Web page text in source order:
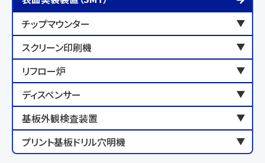
チップマウンター
スクリーン印刷機
リフロー炉
ディスペンサー
基板外観検査装置
プリント基板ドリル穴明機